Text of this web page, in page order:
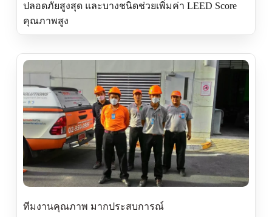
ปลอดภัยสูงสุด และบางชนิดช่วยเพิ่มค่า LEED Score
คุณภาพสูง
ทีมงานคุณภาพ มากประสบการณ์